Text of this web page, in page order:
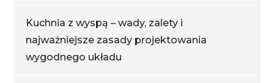
Kuchnia z wyspą – wady, zalety i
najważniejsze zasady projektowania
wygodnego układu